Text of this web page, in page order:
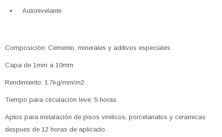
Autonivelante
Composición: Cemento, minerales y aditivos especiales
Capa de 1mm a 10mm
Rendimiento: 1.7kg/mm/m2
Tiempo para circulación leve: 5 horas
Aptos para instalación de pisos vinilicos, porcelanatos y ceramicas
despues de 12 horas de aplicado.